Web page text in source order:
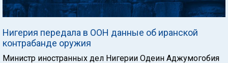
Нигерия передала в ООН данные об иранской
контрабанде оружия
Министр иностранных дел Нигерии Одеин Аджумогобия